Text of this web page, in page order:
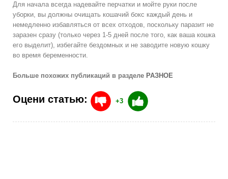
Для начала всегда надевайте перчатки и мойте руки после
уборки, вы должны очищать кошачий бокс каждый день и
немедленно избавляться от всех отходов, поскольку паразит не
заразен сразу (только через 1-5 дней после того, как ваша кошка
его выделит), избегайте бездомных и не заводите новую кошку
во время беременности.
Больше похожих публикаций в разделе РАЗНОЕ
Оцени статью: +3